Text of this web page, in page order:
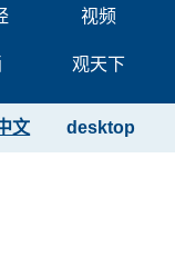
视频
观天下
desktop
文